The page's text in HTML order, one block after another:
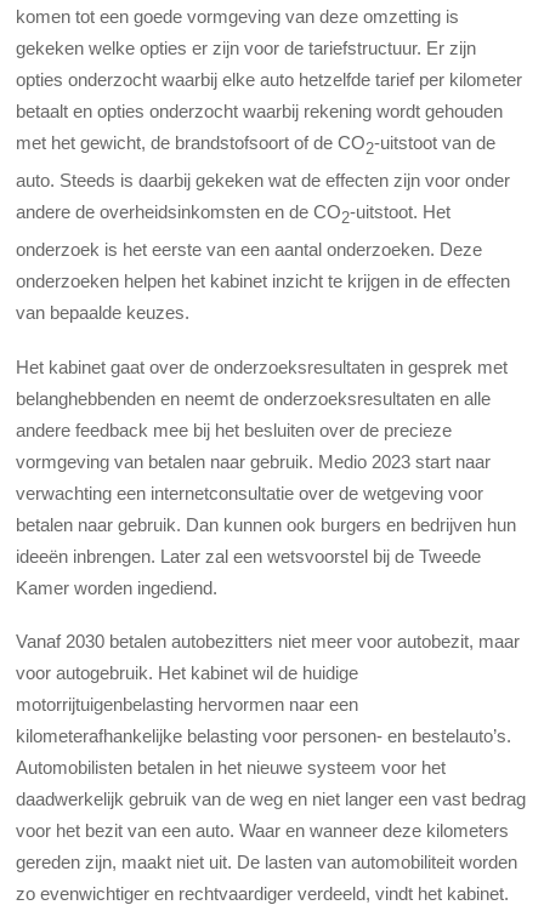
komen tot een goede vormgeving van deze omzetting is
gekeken welke opties er zijn voor de tariefstructuur. Er zijn
opties onderzocht waarbij elke auto hetzelfde tarief per kilometer
betaalt en opties onderzocht waarbij rekening wordt gehouden
met het gewicht, de brandstofsoort of de CO2-uitstoot van de
auto. Steeds is daarbij gekeken wat de effecten zijn voor onder
andere de overheidsinkomsten en de CO2-uitstoot. Het
onderzoek is het eerste van een aantal onderzoeken. Deze
onderzoeken helpen het kabinet inzicht te krijgen in de effecten
van bepaalde keuzes.
Het kabinet gaat over de onderzoeksresultaten in gesprek met
belanghebbenden en neemt de onderzoeksresultaten en alle
andere feedback mee bij het besluiten over de precieze
vormgeving van betalen naar gebruik. Medio 2023 start naar
verwachting een internetconsultatie over de wetgeving voor
betalen naar gebruik. Dan kunnen ook burgers en bedrijven hun
ideeën inbrengen. Later zal een wetsvoorstel bij de Tweede
Kamer worden ingediend.
Vanaf 2030 betalen autobezitters niet meer voor autobezit, maar
voor autogebruik. Het kabinet wil de huidige
motorrijtuigenbelasting hervormen naar een
kilometerafhankelijke belasting voor personen- en bestelauto’s.
Automobilisten betalen in het nieuwe systeem voor het
daadwerkelijk gebruik van de weg en niet langer een vast bedrag
voor het bezit van een auto. Waar en wanneer deze kilometers
gereden zijn, maakt niet uit. De lasten van automobiliteit worden
zo evenwichtiger en rechtvaardiger verdeeld, vindt het kabinet.